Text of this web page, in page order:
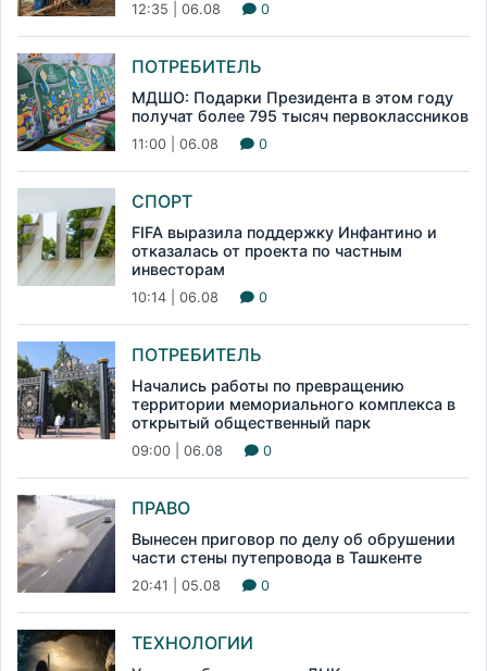
12:35 | 06.08 0
ПОТРЕБИТЕЛЬ
МДШО: Подарки Президента в этом году
получат более 795 тысяч первоклассников
11:00 | 06.08 0
СПОРТ
FIFA выразила поддержку Инфантино и
отказалась от проекта по частным
инвесторам
10:14 | 06.08 0
ПОТРЕБИТЕЛЬ
Начались работы по превращению
территории мемориального комплекса в
открытый общественный парк
09:00 | 06.08 0
ПРАВО
Вынесен приговор по делу об обрушении
части стены путепровода в Ташкенте
20:41 | 05.08 0
ТЕХНОЛОГИИ